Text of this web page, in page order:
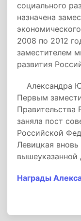
социального
назначена
2008 по 2012
заместителем
развития
Александра
Первым
Правительства
заняла пост
Российской
Левицкая
вышеуказанной
Награды